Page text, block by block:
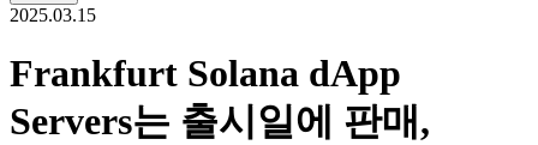
2025.03.15
Frankfurt Solana dApp
Servers는 출시일에 판매,